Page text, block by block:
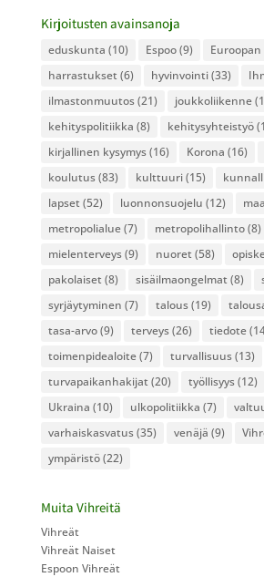
Kirjoitusten avainsanoja
eduskunta (10) Espoo(9)
harrastukset (6) hyvinvointi(33)
ilmastonmuutos(21) joukkoliikenne
kehityspolitiikka (8) kehitysyhteistyö
kirjallinen kysymys(16) Korona (16)
koulutus(83) kulttuuri(15)
lapset (52) luonnonsuojelu (12)
metropolialue(7) metropolihallinto(8)
mielenterveys(9) nuoret (58)
pakolaiset (8) sisäilmaongelmat (8)
syrjäytyminen (7) talous(19)
tasa-arvo(9) terveys(26) tiedote
toimenpidealoite(7) turvallisuus(13)
turvapaikanhakijat (20) työllisyys(12)
Ukraina (10) ulkopolitiikka (7)
varhaiskasvatus(35) venäjä (9)
ympäristö(22)
Muita Vihreitä
Vihreät
Vihreät Naiset
Espoon Vihreät